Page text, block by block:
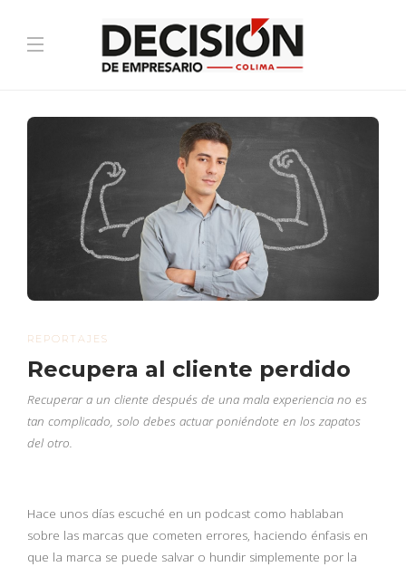
REPORTAJES
Recupera al cliente perdido
Recuperar a un cliente después de una mala experiencia no es
tan complicado, solo debes actuar poniéndote en los zapatos
del otro.
Hace unos días escuché en un podcast como hablaban
sobre las marcas que cometen errores, haciendo énfasis en
que la marca se puede salvar o hundir simplemente por la